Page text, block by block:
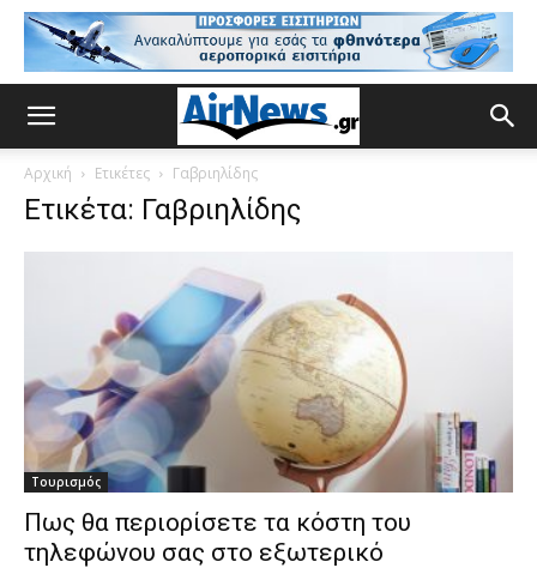
Αρχική Ετικέτες Γαβριηλίδης
Ετικέτα: Γαβριηλίδης
Τουρισμός
Πως θα περιορίσετε τα κόστη του
τηλεφώνου σας στο εξωτερικό